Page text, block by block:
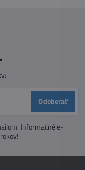
Odoberať
Informačné e-